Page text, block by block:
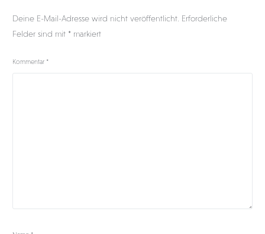
Deine E-Mail-Adresse wird nicht veröffentlicht. Erforderliche
Felder sind mit * markiert
Kommentar *